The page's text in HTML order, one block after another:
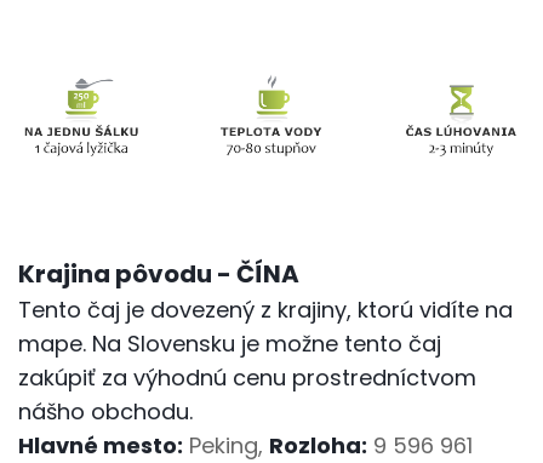
Krajina pôvodu - ČÍNA
Tento čaj je dovezený z krajiny, ktorú vidíte na
mape. Na Slovensku je možne tento čaj
zakúpiť za výhodnú cenu prostredníctvom
nášho obchodu.
Hlavné mesto: Peking, Rozloha: 9 596 961